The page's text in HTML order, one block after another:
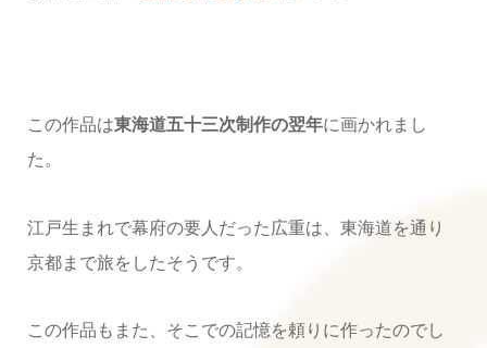
この作品は東海道五十三次制作の翌年に画かれまし
た。
江戸生まれで幕府の要人だった広重は、東海道を通り
京都まで旅をしたそうです。
この作品もまた、そこでの記憶を頼りに作ったのでし